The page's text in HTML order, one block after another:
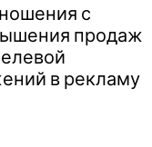
с
продаж
в рекламу